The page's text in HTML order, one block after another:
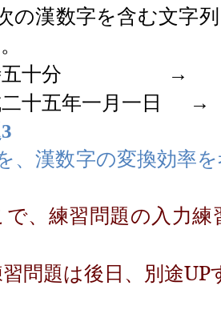
の漢数字を含む文字
十分
→
十五年一月一日
3
、漢数字の変換効率
、練習問題の入力
問題は後日、別途